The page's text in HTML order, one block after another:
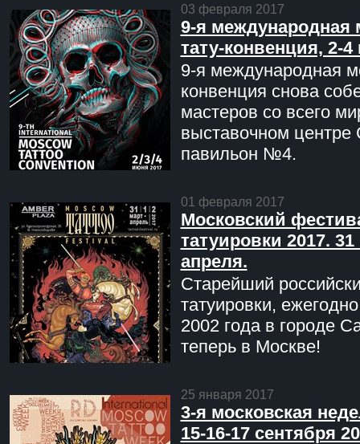
03 февраля 2017
9-я международная
тату-конвенция, 2-
9-я международная
конвенция снова
мастеров со всего
выставочном центре
павильон №4.
01 февраля 2017
Московский
татуировки 2017. 31
апреля.
Старейший
татуировки,
2002 года в городе
теперь в Москве!
25 января 2017
3-я московская
15-16-17 сентября